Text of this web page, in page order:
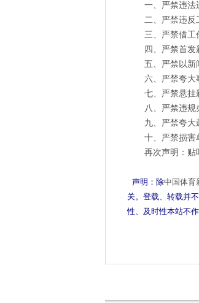
一、严禁违法
二、严禁违反
三、严禁借工
四、严禁首发
五、严禁以新
六、严禁夸大
七、严禁悬挂
八、严禁违规
九、严禁夸大
十、严禁损害
再次声明：贴吧
声明：除中国体育
关。登载、转载并
性、及时性本站不